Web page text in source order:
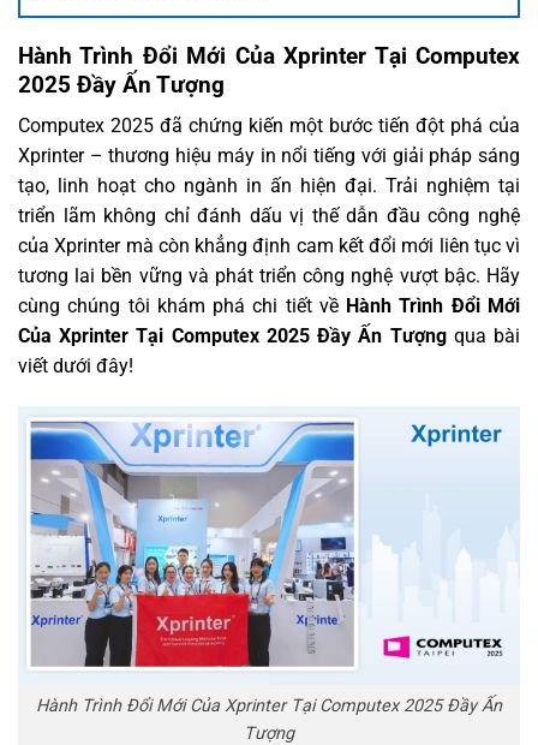
Hành Trình Đổi Mới Của Xprinter Tại Computex
2025 Đầy Ấn Tượng
Computex 2025 đã chứng kiến một bước tiến đột phá của
Xprinter – thương hiệu máy in nổi tiếng với giải pháp sáng
tạo, linh hoạt cho ngành in ấn hiện đại. Trải nghiệm tại
triển lãm không chỉ đánh dấu vị thế dẫn đầu công nghệ
của Xprinter mà còn khẳng định cam kết đổi mới liên tục vì
tương lai bền vững và phát triển công nghệ vượt bậc. Hãy
cùng chúng tôi khám phá chi tiết về Hành Trình Đổi Mới
Của Xprinter Tại Computex 2025 Đầy Ấn Tượngqua bài
viết dưới đây!
Hành Trình Đổi Mới Của Xprinter Tại Computex 2025 Đầy Ấn
Tượng